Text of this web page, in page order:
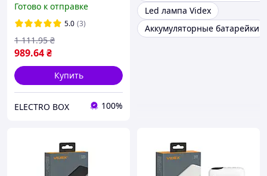
Готово к отправке
5.0 (3)
989.64₴
1 111.95 ₴
Купить
ELECTRO BOX 100%
Led лампа Videx
Аккумуляторные батарейки